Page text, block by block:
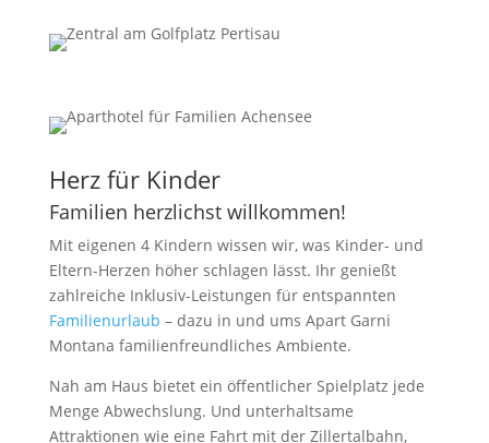
Herz für Kinder
Familien herzlichst willkommen!
Mit eigenen 4 Kindern wissen wir, was Kinder- und
Eltern-Herzen höher schlagen lässt. Ihr genießt
zahlreiche Inklusiv-Leistungen für entspannten
Familienurlaub – dazu in und ums Apart Garni
Montana familienfreundliches Ambiente.
Nah am Haus bietet ein öffentlicher Spielplatz jede
Menge Abwechslung. Und unterhaltsame
Attraktionen wie eine Fahrt mit der Zillertalbahn,